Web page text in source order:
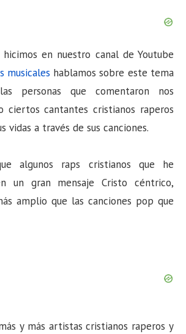
en nuestro canal de Youtube
musicales hablamos sobre este tema
personas que comentaron nos
ciertos cantantes cristianos raperos
vidas a través de sus canciones.
algunos raps cristianos que he
un gran mensaje Cristo céntrico,
amplio que las canciones pop que
y más artistas cristianos raperos y